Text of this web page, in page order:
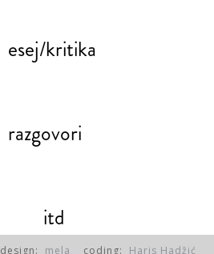
esej/kritika
razgovori
itd
design: mela coding: Haris Hadžić